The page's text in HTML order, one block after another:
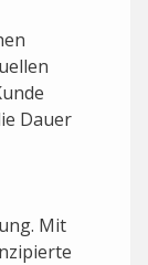
Dauer
Mit